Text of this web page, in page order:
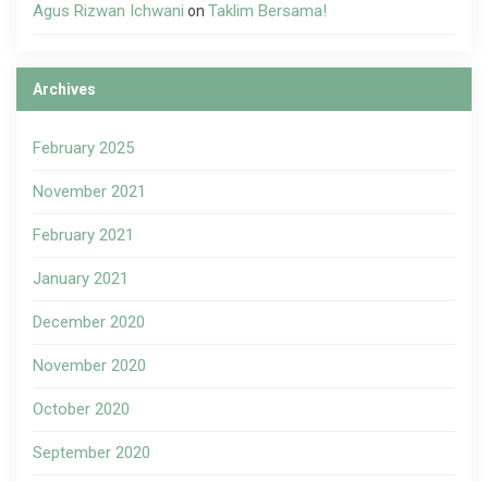
Agus Rizwan Ichwani on Taklim Bersama!
Archives
February 2025
November 2021
February 2021
January 2021
December 2020
November 2020
October 2020
September 2020